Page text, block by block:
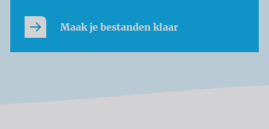
Maak je bestanden klaar